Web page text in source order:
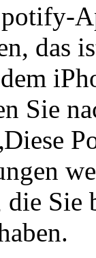
das
Sie
die Sie